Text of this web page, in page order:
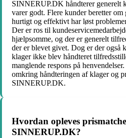
SINNERUP.DK håndterer generelt
varer godt. Flere kunder beretter om
hurtigt og effektivt har løst
Der er ros til
hjælpsomme, og der er generelt
der er blevet givet. Dog er der også
klager ikke blev håndteret
manglende respons på
omkring håndteringen af klager og
SINNERUP.DK.
Hvordan opleves
SINNERUP.DK?